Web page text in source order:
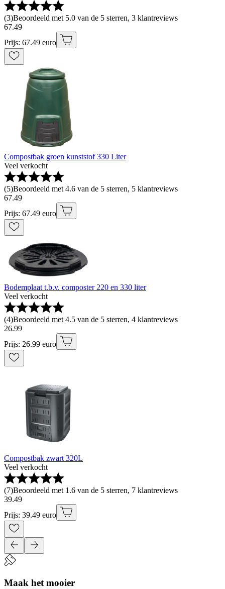
(3)Beoordeeld met 5.0 van de 5 sterren, 3 klantreviews
67.49
Prijs: 67.49 euro
Compostbak groen kunststof 330 Liter
Veel verkocht
(5)Beoordeeld met 4.6 van de 5 sterren, 5 klantreviews
67.49
Prijs: 67.49 euro
Bodemplaat t.b.v. composter 220 en 330 liter
Veel verkocht
(4)Beoordeeld met 4.5 van de 5 sterren, 4 klantreviews
26.99
Prijs: 26.99 euro
Compostbak zwart 320L
Veel verkocht
(7)Beoordeeld met 1.6 van de 5 sterren, 7 klantreviews
39.49
Prijs: 39.49 euro
Maak het mooier